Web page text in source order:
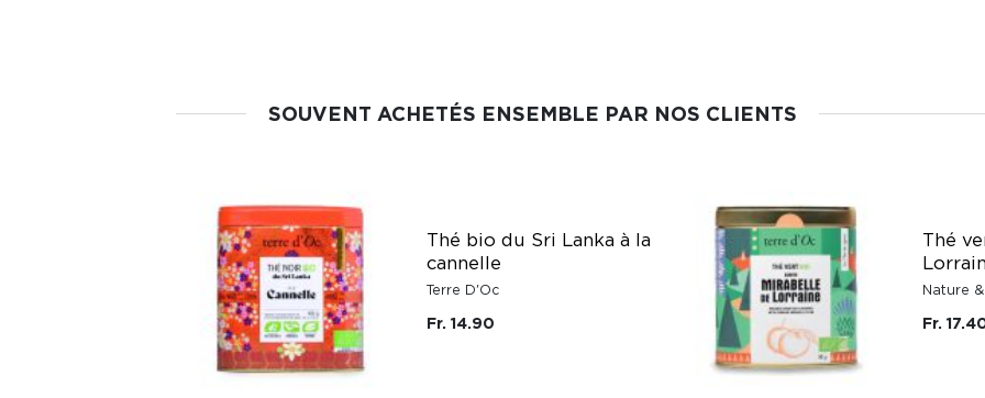
SOUVENT ACHETÉS ENSEMBLE PAR NOS CLIENTS
Thé bio du Sri Lanka à la
cannelle
Terre D'Oc
Fr. 14.90
Thé
Nature
Fr.